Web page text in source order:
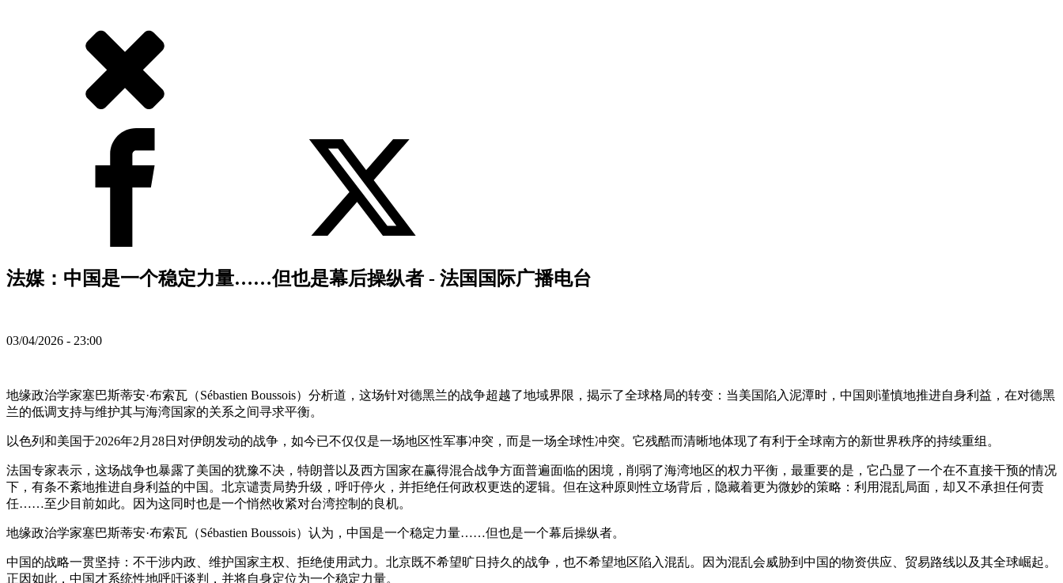
法媒：中国是一个稳定力量……但也是幕后操纵者 - 法国国际广播电台
03/04/2026 - 23:00
地缘政治学家塞巴斯蒂安·布索瓦（Sébastien Boussois）分析道，这场针对德黑兰的战争超越了地域界限，揭示了全球格局的转变：当美国陷入泥潭时，中国则谨慎地推进自身利益，在对德黑
兰的低调支持与维护其与海湾国家的关系之间寻求平衡。
以色列和美国于2026年2月28日对伊朗发动的战争，如今已不仅仅是一场地区性军事冲突，而是一场全球性冲突。它残酷而清晰地体现了有利于全球南方的新世界秩序的持续重组。
法国专家表示，这场战争也暴露了美国的犹豫不决，特朗普以及西方国家在赢得混合战争方面普遍面临的困境，削弱了海湾地区的权力平衡，最重要的是，它凸显了一个在不直接干预的情况
下，有条不紊地推进自身利益的中国。北京谴责局势升级，呼吁停火，并拒绝任何政权更迭的逻辑。但在这种原则性立场背后，隐藏着更为微妙的策略：利用混乱局面，却又不承担任何责
任……至少目前如此。因为这同时也是一个悄然收紧对台湾控制的良机。
地缘政治学家塞巴斯蒂安·布索瓦（Sébastien Boussois）认为，中国是一个稳定力量……但也是一个幕后操纵者。
中国的战略一贯坚持：不干涉内政、维护国家主权、拒绝使用武力。北京既不希望旷日持久的战争，也不希望地区陷入混乱。因为混乱会威胁到中国的物资供应、贸易路线以及其全球崛起。
正因如此，中国才系统性地呼吁谈判，并将自身定位为一个稳定力量。